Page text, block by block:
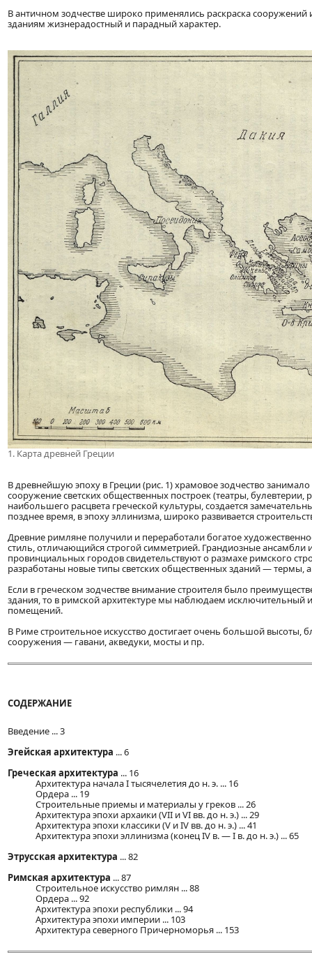
В античном зодчестве широко применялись раскраска
зданиям жизнерадостный и парадный характер.
1. Карта древней Греции
В древнейшую эпоху в Греции (рис. 1) храмовое зодчество
сооружение светских общественных построек (театры,
наибольшего расцвета греческой культуры, создается
позднее время, в эпоху эллинизма, широко развивается
Древние римляне получили и переработали богатое
стиль, отличающийся строгой симметрией. Грандиозные
провинциальных городов свидетельствуют о размахе римского
разработаны новые типы светских общественных зданий — термы,
Если в греческом зодчестве внимание строителя было
здания, то в римской архитектуре мы наблюдаем исключительный
помещений.
В Риме строительное искусство достигает очень большой высоты,
сооружения — гавани, акведуки, мосты и пр.
СОДЕРЖАНИЕ
Введение ... 3
Эгейская архитектура ... 6
Греческая архитектура ... 16
Архитектура начала I тысячелетия до н. э. ... 16
Ордера ... 19
Строительные приемы и материалы у греков ... 26
Архитектура эпохи архаики (VII и VI вв. до н. э.) ... 29
Архитектура эпохи классики (V и IV вв. до н. э.) ... 41
Архитектура эпохи эллинизма (конец IV в. — I в. до н. э.) ... 65
Этрусская архитектура ... 82
Римская архитектура ... 87
Строительное искусство римлян ... 88
Ордера ... 92
Архитектура эпохи республики ... 94
Архитектура эпохи империи ... 103
Архитектура северного Причерноморья ... 153